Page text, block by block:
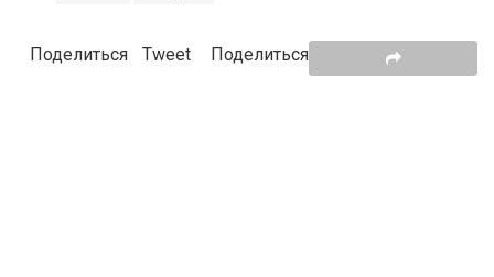
Поделиться Tweet Поделиться